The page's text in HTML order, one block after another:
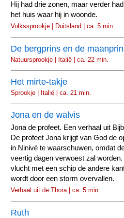
Hij had drie zonen, maar verder
het huis waar hij in woonde.
Volkssprookje | Duitsland | ca. 5 min.
De bergprins en de
Natuursprookje | Italië | ca. 22 min.
Het mirte-takje
Sprookje | Italië | ca. 21 min.
Jona en de walvis
Jona de profeet. Een verhaal uit
De profeet Jona krijgt van God de
in Ninivé te waarschuwen, omdat
veertig dagen verwoest zal
vlucht met een schip de andere
wordt door een storm overvallen.
Verhaal uit de Thora | ca. 5 min.
Ruth